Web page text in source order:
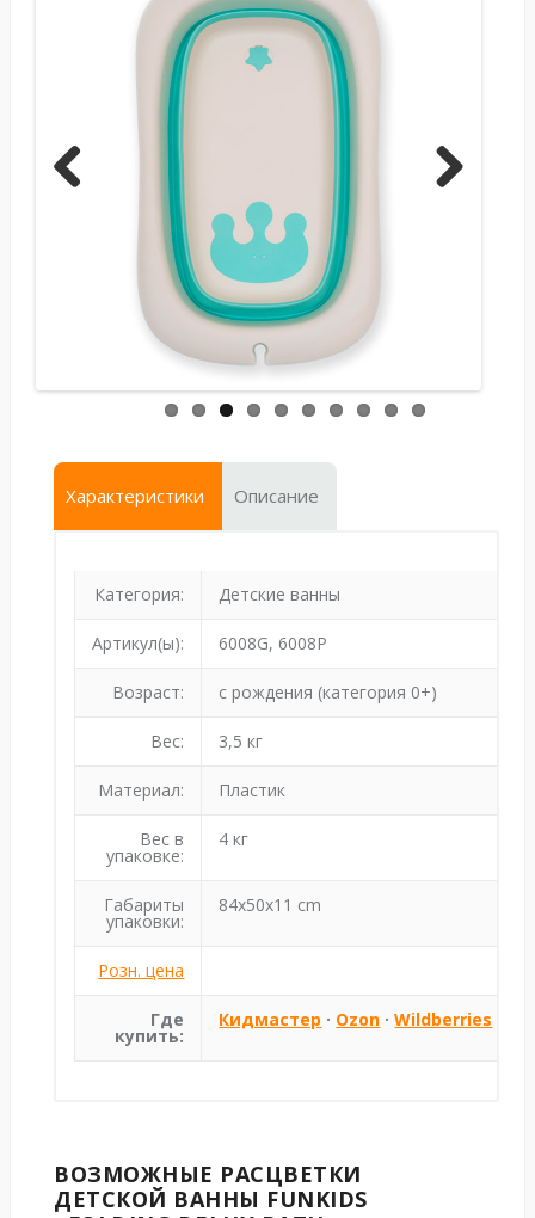
Характеристики Описание
Категория: Детские ванны
Артикул(ы): 6008G, 6008P
Возраст: с рождения (категория 0+)
Вес: 3,5 кг
Материал: Пластик
Вес в
упаковке:
4 кг
Габариты
упаковки:
84x50x11 cm
Розн. цена
Где
купить:
Кидмастер · Ozon ·Wildberries
ВОЗМОЖНЫЕ РАСЦВЕТКИ
ДЕТСКОЙ ВАННЫ FUNKIDS